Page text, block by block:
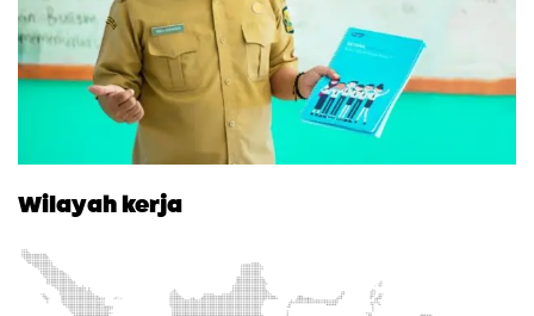
Wilayah kerja